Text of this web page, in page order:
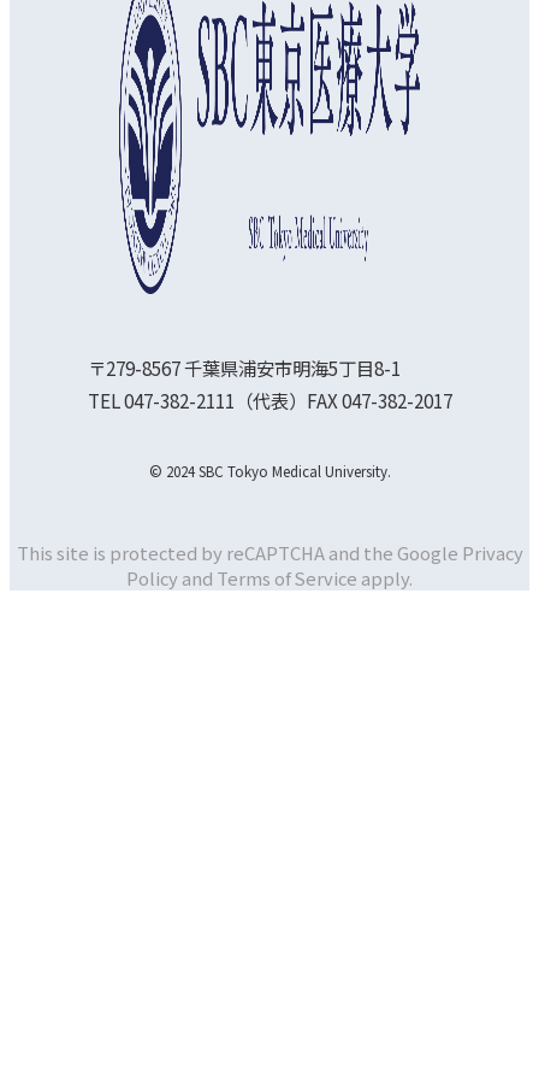
〒279-8567 千葉県浦安市明海5丁目8-1
TEL 047-382-2111（代表）FAX 047-382-2017
© 2024 SBC Tokyo Medical University.
This site is protected by reCAPTCHA and the Google Privacy
Policy and Terms of Service apply.